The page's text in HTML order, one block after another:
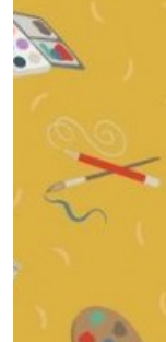
Rainbows
Collection
1.3.SM
-
-
Small
things
crafts